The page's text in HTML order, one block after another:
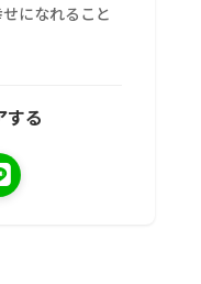
になれること
する